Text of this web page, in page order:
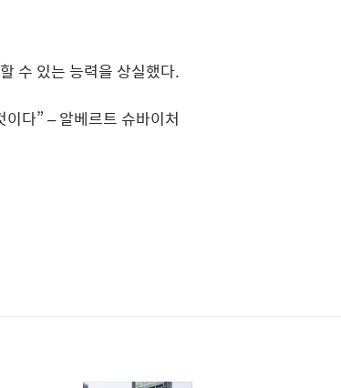
수 있는 능력을 상실했다.
이다” –알베르트 슈바이처